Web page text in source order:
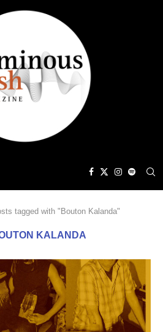
tagged with "Bouton Kalanda"
KALANDA